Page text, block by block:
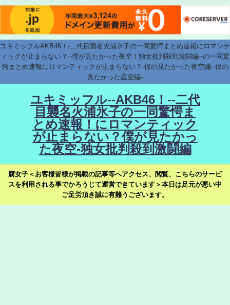
ユキミッフルAKB46！-二代目襲名火浦氷子の一同驚愕まとめ速報にロマンテ
ィックが止まらない？--僕が見たかった夜空！独女批判殺到激闘編--の一同驚
愕まとめ速報にロマンティックが止まらない？-僕の見たかった夜空編--僕の
見たかった星空編-
ユキミッフル--AKB46！--二代
目襲名火浦氷子の一同驚愕ま
とめ速報！にロマンティック
が止まらない？僕が見たかっ
た夜空-独女批判殺到激闘編
腐女子＜お客様皆様が掲載の記事等へアクセス、閲覧、こちらのサービ
スを利用される事でかろうじて運営できています＞本日は足元が悪い中
ご足労頂き誠に有難うございます。